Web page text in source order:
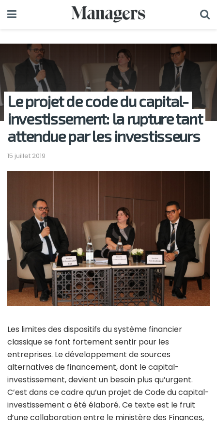
Le projet de code du capital-
investissement: la rupture tant
attendue par les investisseurs
15 juillet 2019
Les limites des dispositifs du système financier
classique se font fortement sentir pour les
entreprises. Le développement de sources
alternatives de financement, dont le capital-
investissement, devient un besoin plus qu’urgent.
C’est dans ce cadre qu’un projet de Code du capital-
investissement a été élaboré. Ce texte est le fruit
d’une collaboration entre le ministère des Finances,